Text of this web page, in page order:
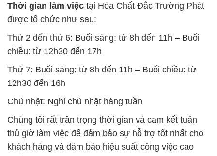
Thời gian làm việc tại Hóa Chất Đắc Trường Phát
được tổ chức như sau:
Thứ 2 đến thứ 6: Buổi sáng: từ 8h đến 11h – Buổi
chiều: từ 12h30 đến 17h
Thứ 7: Buổi sáng: từ 8h đến 11h – Buổi chiều: từ
12h30 đến 16h
Chủ nhật: Nghỉ chủ nhật hàng tuần
Chúng tôi rất trân trọng thời gian và cam kết tuân
thủ giờ làm việc để đảm bảo sự hỗ trợ tốt nhất cho
khách hàng và đảm bảo hiệu suất công việc cao